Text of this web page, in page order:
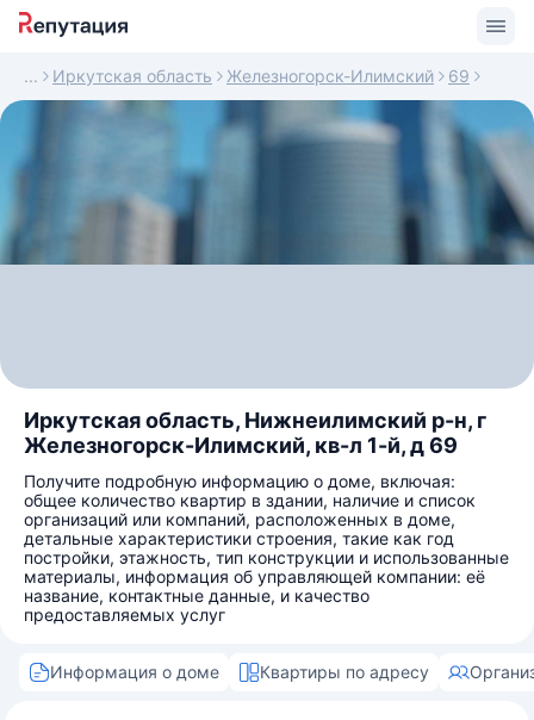
Иркутская область Железногорск-Илимский 69
Иркутская область, Нижнеилимский р-н, г
Железногорск-Илимский, кв-л 1-й, д 69
Получите подробную информацию о доме, включая:
общее количество квартир в здании, наличие и список
организаций или компаний, расположенных в доме,
детальные характеристики строения, такие как год
постройки, этажность, тип конструкции и использованные
материалы, информация об управляющей компании: её
название, контактные данные, и качество
предоставляемых услуг
Информация о доме Квартиры по адресу